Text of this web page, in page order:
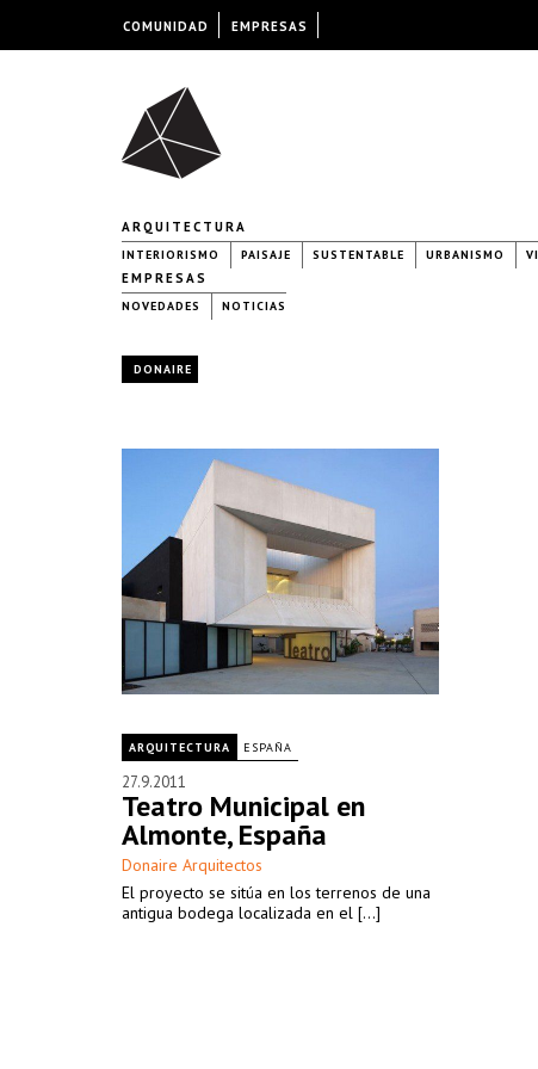
ARQUITECTURA
INTERIORISMO PAISAJE SUSTENTABLE URBANISMO
EMPRESAS
NOVEDADES NOTICIAS
DONAIRE
ARQUITECTURA ESPAÑA
27.9.2011
Teatro Municipal en
Almonte, España
Donaire Arquitectos
El proyecto se sitúa en los terrenos de una
antigua bodega localizada en el [...]
COMUNIDAD EMPRESAS